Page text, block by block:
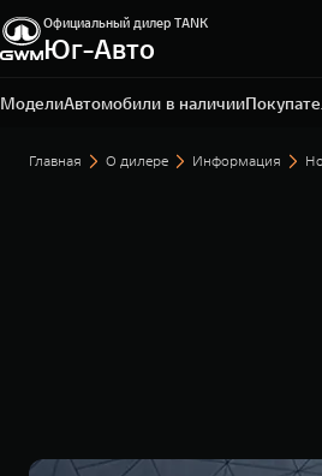
Официальный дилер TANK
Юг-Авто
МоделиАвтомобили в наличии
Краснодар, ул. Краснодарская,
+7 (861) 203-29-29
Главная О дилере Информация